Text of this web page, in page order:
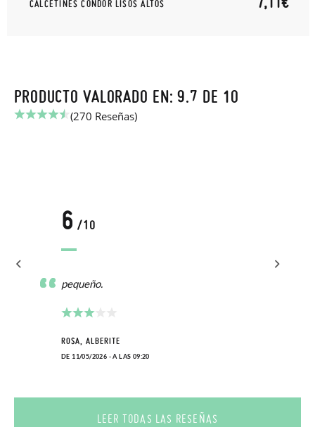
CALCETINES CONDOR LISOS ALTOS
PRODUCTO VALORADO EN: 9.7 DE 10
(270 Reseñas)
6 /10
pequeño.
ROSA, ALBERITE
DE 11/05/2026 - A LAS 09:20
LEER TODAS LAS RESEÑAS